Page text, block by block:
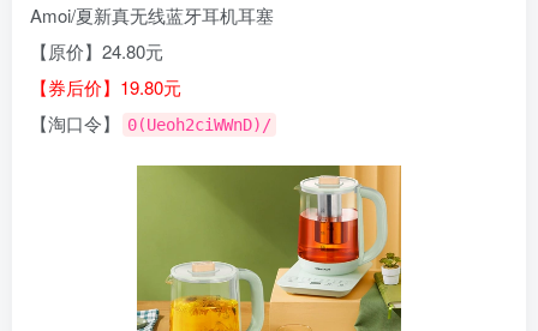
Amoi/夏新真无线蓝牙耳机耳塞
【原价】24.80元
【券后价】19.80元
【淘口令】
0(Ueoh2ciWWnD)/